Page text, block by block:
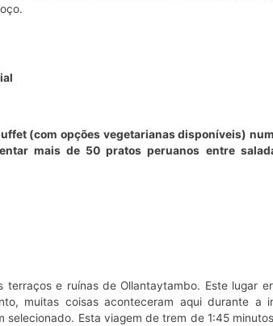
(com opções vegetarianas disponíveis)
mais de 50 pratos peruanos entre
terraços e ruínas de Ollantaytambo. Este lugar
muitas coisas aconteceram aqui durante a
Esta viagem de trem de 1:45